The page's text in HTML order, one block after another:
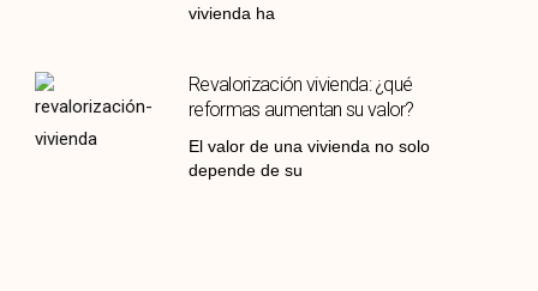
vivienda ha
Revalorización vivienda: ¿qué
reformas aumentan su valor?
El valor de una vivienda no solo
depende de su